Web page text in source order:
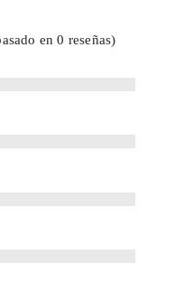
en 0 reseñas)